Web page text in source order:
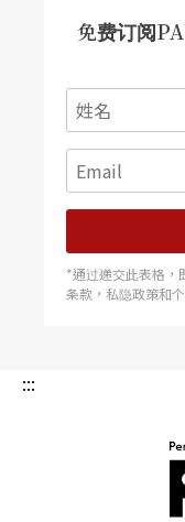
「没有自己」到
进行艺术创作，
一条路的不可能
考自己哪里与别
脚踩进另一些人
明白荣念曾式的
看他的作品，使
肯定的旅程，旅
我们才会对问问题
林克欢：他在香
免费订阅
*通过递交此表格，
条款，私隐政策和
:::